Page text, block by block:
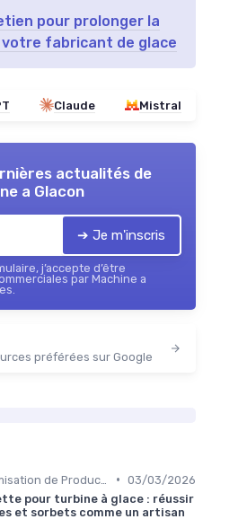
pour prolonger la
votre fabricant de glace
Claude Mistral
actualités de
a Glacon
➔ Je m'inscris
j’accepte d’être
par Machine a
préférées sur Google
• 03/03/2026
pour turbine à glace : réussir
et sorbets comme un artisan